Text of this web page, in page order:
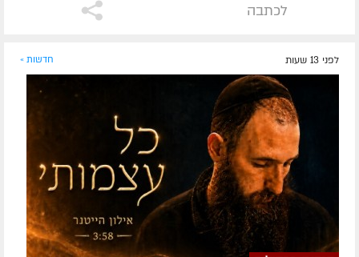
לכתבה
לפני 13 שעות חדשות »